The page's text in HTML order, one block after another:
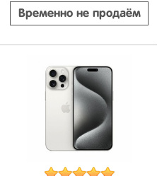
Временно не продаём